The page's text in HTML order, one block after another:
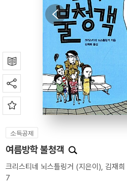
소득공제
여름방학 불청객
크리스티네 뇌스틀링거 (지은이), 김재희
7